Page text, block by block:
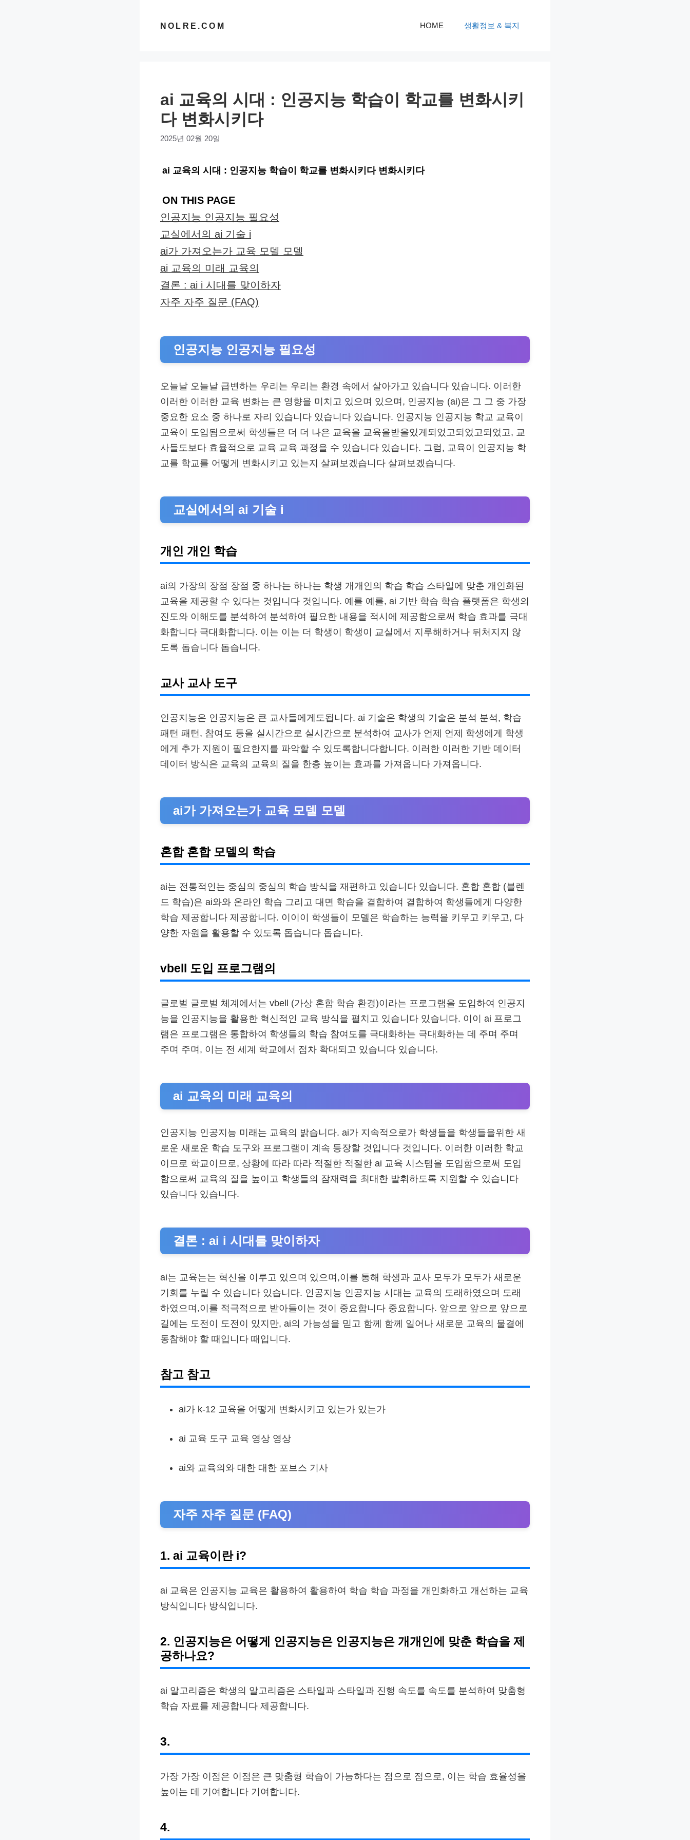
NOLRE.COM HOME 생활정보 & 복지
ai 교육의 시대 : 인공지능 학습이 학교를 변화시키
다 변화시키다
2025년 02월 20일
ai 교육의 시대 : 인공지능 학습이 학교를 변화시키다 변화시키다
ON THIS PAGE
인공지능 인공지능 필요성
교실에서의 ai 기술 i
ai가 가져오는가 교육 모델 모델
ai 교육의 미래 교육의
결론 : ai i 시대를 맞이하자
자주 자주 질문 (FAQ)
인공지능 인공지능 필요성
오늘날 오늘날 급변하는 우리는 우리는 환경 속에서 살아가고 있습니다 있습니다. 이러한
이러한 이러한 교육 변화는 큰 영향을 미치고 있으며 있으며, 인공지능 (ai)은 그 그 중 가장
중요한 요소 중 하나로 자리 있습니다 있습니다 있습니다. 인공지능 인공지능 학교 교육이
교육이 도입됨으로써 학생들은 더 더 나은 교육을 교육을받을있게되었고되었고되었고, 교
사들도보다 효율적으로 교육 교육 과정을 수 있습니다 있습니다. 그럼, 교육이 인공지능 학
교를 학교를 어떻게 변화시키고 있는지 살펴보겠습니다 살펴보겠습니다.
교실에서의 ai 기술 i
개인 개인 학습
ai의 가장의 장점 장점 중 하나는 하나는 학생 개개인의 학습 학습 스타일에 맞춘 개인화된
교육을 제공할 수 있다는 것입니다 것입니다. 예를 예를, ai 기반 학습 학습 플랫폼은 학생의
진도와 이해도를 분석하여 분석하여 필요한 내용을 적시에 제공함으로써 학습 효과를 극대
화합니다 극대화합니다. 이는 이는 더 학생이 학생이 교실에서 지루해하거나 뒤처지지 않
도록 돕습니다 돕습니다.
교사 교사 도구
인공지능은 인공지능은 큰 교사들에게도됩니다. ai 기술은 학생의 기술은 분석 분석, 학습
패턴 패턴, 참여도 등을 실시간으로 실시간으로 분석하여 교사가 언제 언제 학생에게 학생
에게 추가 지원이 필요한지를 파악할 수 있도록합니다합니다. 이러한 이러한 기반 데이터
데이터 방식은 교육의 교육의 질을 한층 높이는 효과를 가져옵니다 가져옵니다.
ai가 가져오는가 교육 모델 모델
혼합 혼합 모델의 학습
ai는 전통적인는 중심의 중심의 학습 방식을 재편하고 있습니다 있습니다. 혼합 혼합 (블렌
드 학습)은 ai와와 온라인 학습 그리고 대면 학습을 결합하여 결합하여 학생들에게 다양한
학습 제공합니다 제공합니다. 이이이 학생들이 모델은 학습하는 능력을 키우고 키우고, 다
양한 자원을 활용할 수 있도록 돕습니다 돕습니다.
vbell 도입 프로그램의
글로벌 글로벌 체계에서는 vbell (가상 혼합 학습 환경)이라는 프로그램을 도입하여 인공지
능을 인공지능을 활용한 혁신적인 교육 방식을 펼치고 있습니다 있습니다. 이이 ai 프로그
램은 프로그램은 통합하여 학생들의 학습 참여도를 극대화하는 극대화하는 데 주며 주며
주며 주며, 이는 전 세계 학교에서 점차 확대되고 있습니다 있습니다.
ai 교육의 미래 교육의
인공지능 인공지능 미래는 교육의 밝습니다. ai가 지속적으로가 학생들을 학생들을위한 새
로운 새로운 학습 도구와 프로그램이 계속 등장할 것입니다 것입니다. 이러한 이러한 학교
이므로 학교이므로, 상황에 따라 따라 적절한 적절한 ai 교육 시스템을 도입함으로써 도입
함으로써 교육의 질을 높이고 학생들의 잠재력을 최대한 발휘하도록 지원할 수 있습니다
있습니다 있습니다.
결론 : ai i 시대를 맞이하자
ai는 교육는는 혁신을 이루고 있으며 있으며,이를 통해 학생과 교사 모두가 모두가 새로운
기회를 누릴 수 있습니다 있습니다. 인공지능 인공지능 시대는 교육의 도래하였으며 도래
하였으며,이를 적극적으로 받아들이는 것이 중요합니다 중요합니다. 앞으로 앞으로 앞으로
길에는 도전이 도전이 있지만, ai의 가능성을 믿고 함께 함께 일어나 새로운 교육의 물결에
동참해야 할 때입니다 때입니다.
참고 참고
ai가 k-12 교육을 어떻게 변화시키고 있는가 있는가
ai 교육 도구 교육 영상 영상
ai와 교육의와 대한 대한 포브스 기사
자주 자주 질문 (FAQ)
1. ai 교육이란 i?
ai 교육은 인공지능 교육은 활용하여 활용하여 학습 학습 과정을 개인화하고 개선하는 교육
방식입니다 방식입니다.
2. 인공지능은 어떻게 인공지능은 인공지능은 개개인에 맞춘 학습을 제
공하나요?
ai 알고리즘은 학생의 알고리즘은 스타일과 스타일과 진행 속도를 속도를 분석하여 맞춤형
학습 자료를 제공합니다 제공합니다.
3.
가장 가장 이점은 이점은 큰 맞춤형 학습이 가능하다는 점으로 점으로, 이는 학습 효율성을
높이는 데 기여합니다 기여합니다.
4.